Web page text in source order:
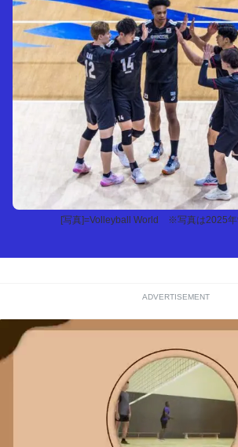
[写真]=Volleyball World ※写真は2025年
ADVERTISEMENT